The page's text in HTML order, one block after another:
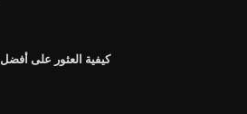
كيفية العثور على